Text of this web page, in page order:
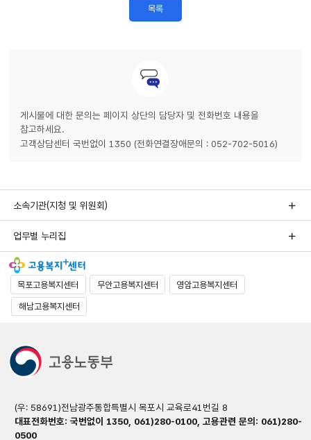
목록
게시물에 대한 문의는 페이지 상단의 담당자 및 전화번호 내용을
참고하세요.
고객상담센터 국번없이 1350 (전화연결장애문의 : 052-702-5016)
소속기관(지청 및 위원회)
업무별 누리집
목포고용복지센터 무안고용복지센터 영암고용복지센터
해남고용복지센터
(우: 58691)전남광주통합특별시 목포시 교육로41번길 8
대표전화번호: 국번없이 1350, 061)280-0100, 고용관련 문의: 061)280-
0500